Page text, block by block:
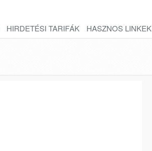
HIRDETÉSI TARIFÁK HASZNOS LINKEK